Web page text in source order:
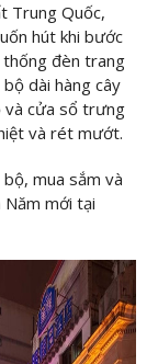
Trung Quốc,
hút khi bước
thống đèn trang
dài hàng cây
và cửa sổ trưng
và rét mướt.
mua sắm và
Năm mới tại